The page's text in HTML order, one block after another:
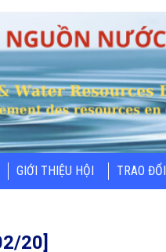
GIỚI THIỆU HỘI TRAO ĐỔI
20]